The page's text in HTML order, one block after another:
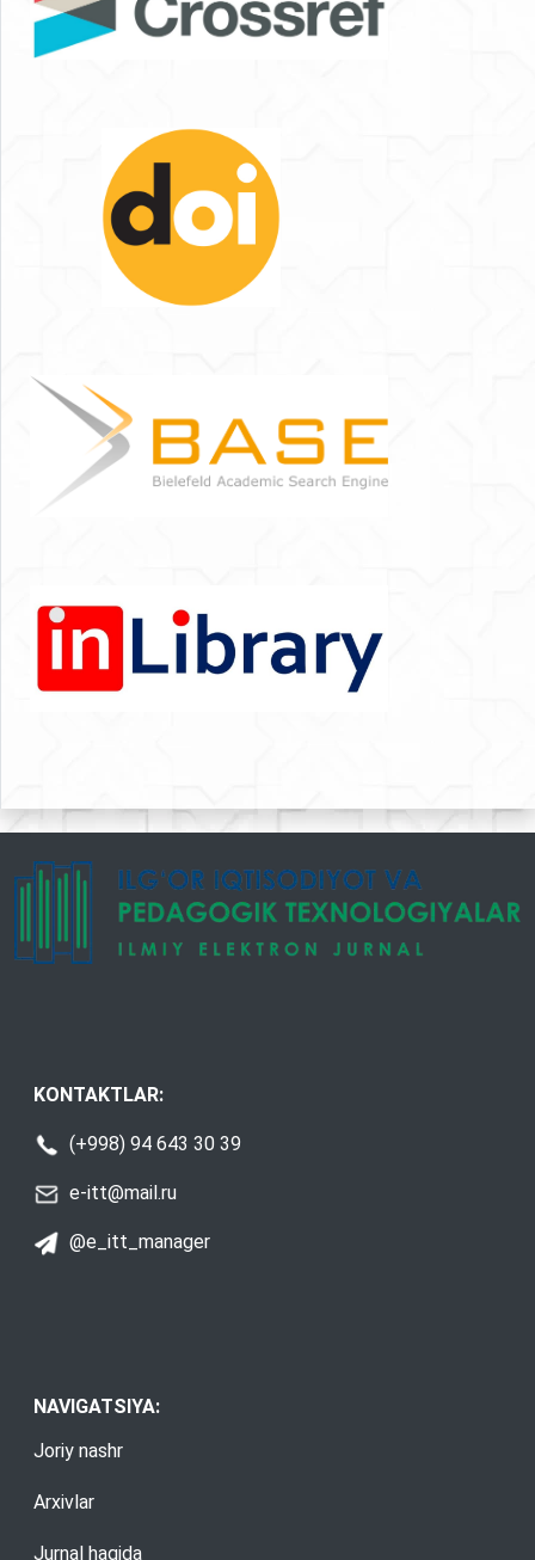
KONTAKTLAR:
(+998) 94 643 30 39
e-itt@mail.ru
@e_itt_manager
NAVIGATSIYA:
Joriy nashr
Arxivlar
Jurnal haqida